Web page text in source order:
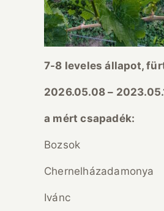
7-8 leveles állapot,
2026.05.08 –
a mért
Bozsok
Ivánc